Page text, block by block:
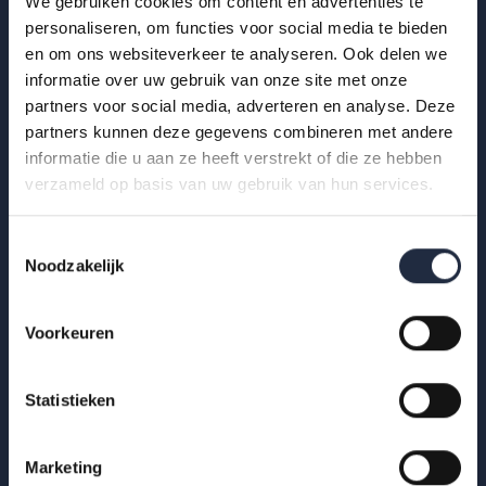
personaliseren, om functies voor social media te bieden
en om ons websiteverkeer te analyseren. Ook delen we
informatie over uw gebruik van onze site met onze
partners voor social media, adverteren en analyse. Deze
partners kunnen deze gegevens combineren met andere
informatie die u aan ze heeft verstrekt of die ze hebben
verzameld op basis van uw gebruik van hun services.
Noodzakelijk
Voorkeuren
Statistieken
Marketing
29 okt 2025
Infographic: zzp’ers in de
gehandicaptenzorg
Hoe ervaren zzp’ers het werken in de gehandicaptenzorg?
Bekijk de infographic met kerncijfers 2025.
Lees meer